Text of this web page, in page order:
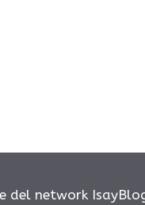
del network